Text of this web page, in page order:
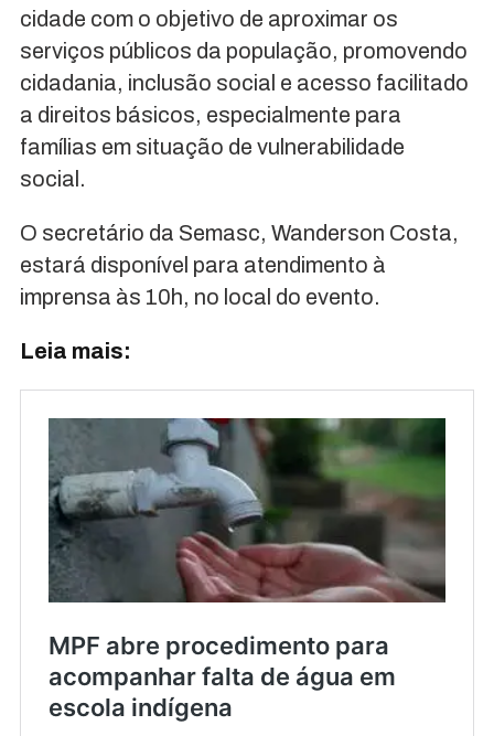
cidade com o objetivo de aproximar os
serviços públicos da população, promovendo
cidadania, inclusão social e acesso facilitado
a direitos básicos, especialmente para
famílias em situação de vulnerabilidade
social.
O secretário da Semasc, Wanderson Costa,
estará disponível para atendimento à
imprensa às 10h, no local do evento.
Leia mais: